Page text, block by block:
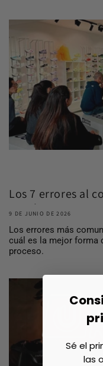
Los 7 errores al
running ...
9 DE JUNIO DE 2026
Los errores más
cuál es la mejor forma
proceso.
Sé el
las